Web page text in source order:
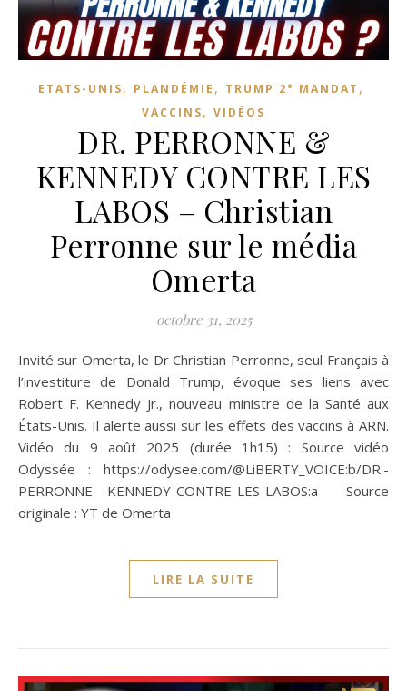
ETATS-UNIS, PLANDÉMIE , TRUMP 2° MANDAT ,
VACCINS, VIDÉOS
DR. PERRONNE &
KENNEDY CONTRE LES
LABOS – Christian
Perronne sur le média
Omerta
octobre 31, 2025
Invité sur Omerta, le Dr Christian Perronne, seul Français à
l’investiture de Donald Trump, évoque ses liens avec
Robert F. Kennedy Jr., nouveau ministre de la Santé aux
États-Unis. Il alerte aussi sur les effets des vaccins à ARN.
Vidéo du 9 août 2025 (durée 1h15) : Source vidéo
Odyssée : https://odysee.com/@LiBERTY_VOICE:b/DR.-
PERRONNE—KENNEDY-CONTRE-LES-LABOS:a Source
originale : YT de Omerta
LIRE LA SUITE